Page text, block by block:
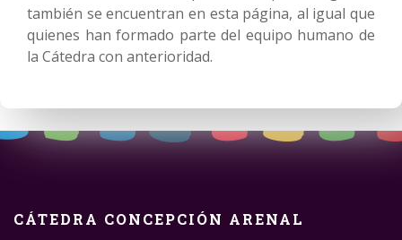
también se encuentran en esta página, al igual que
quienes han formado parte del equipo humano de
la Cátedra con anterioridad.
CÁTEDRA CONCEPCIÓN ARENAL